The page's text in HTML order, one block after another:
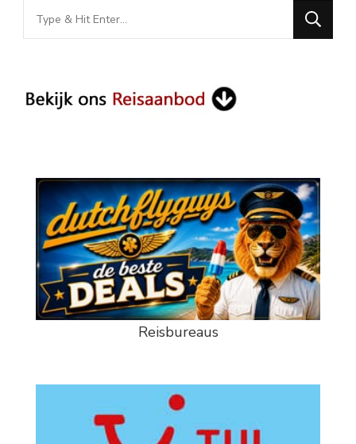
Looking
for
Reisbureaus